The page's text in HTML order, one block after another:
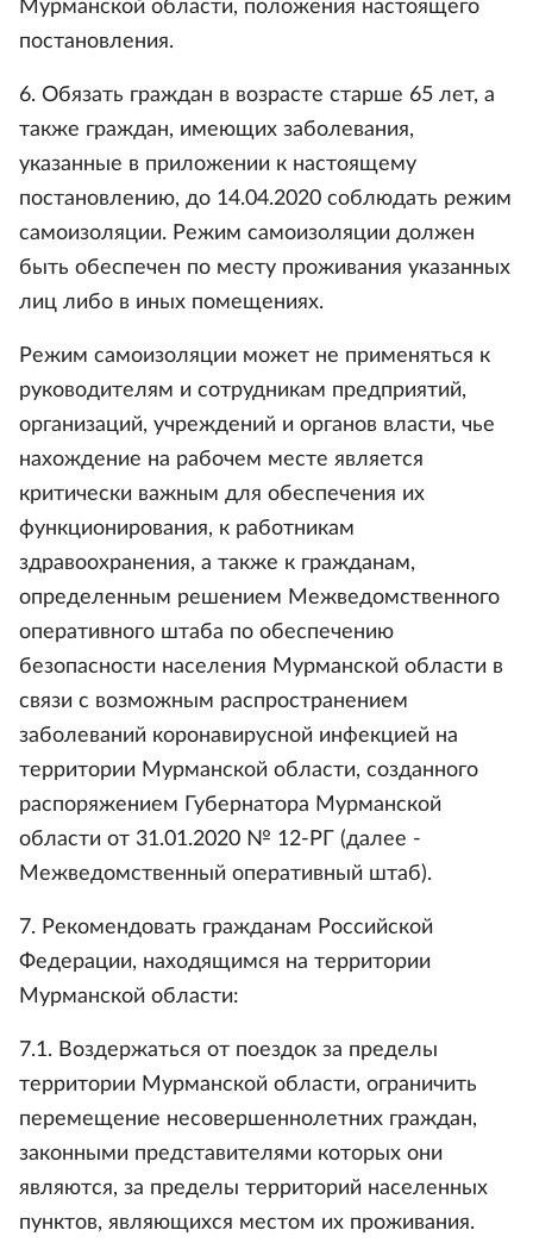
Мурманской области, положения настоящего
постановления.
6. Обязать граждан в возрасте старше 65 лет, а
также граждан, имеющих заболевания,
указанные в приложении к настоящему
постановлению, до 14.04.2020 соблюдать режим
самоизоляции. Режим самоизоляции должен
быть обеспечен по месту проживания указанных
лиц либо в иных помещениях.
Режим самоизоляции может не применяться к
руководителям и сотрудникам предприятий,
организаций, учреждений и органов власти, чье
нахождение на рабочем месте является
критически важным для обеспечения их
функционирования, к работникам
здравоохранения, а также к гражданам,
определенным решением Межведомственного
оперативного штаба по обеспечению
безопасности населения Мурманской области в
связи с возможным распространением
заболеваний коронавирусной инфекцией на
территории Мурманской области, созданного
распоряжением Губернатора Мурманской
области от 31.01.2020 № 12-РГ (далее -
Межведомственный оперативный штаб).
7. Рекомендовать гражданам Российской
Федерации, находящимся на территории
Мурманской области:
7.1. Воздержаться от поездок за пределы
территории Мурманской области, ограничить
перемещение несовершеннолетних граждан,
законными представителями которых они
являются, за пределы территорий населенных
пунктов, являющихся местом их проживания.